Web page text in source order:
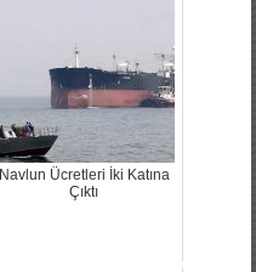
Navlun Ücretleri İki Katına
Çıktı